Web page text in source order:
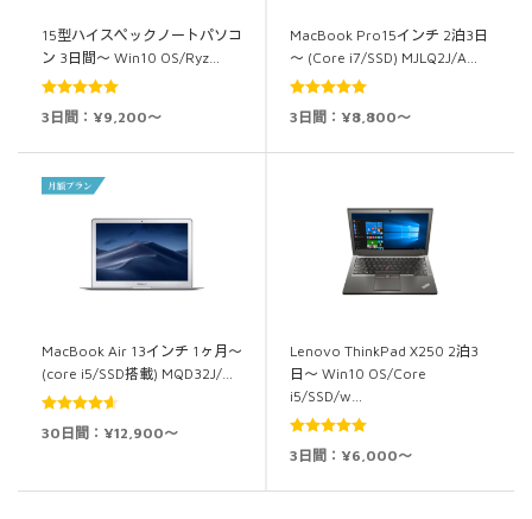
15型ハイスペックノートパソコ
ン 3日間～ Win10 OS/Ryz…
5段階中
3日間：¥9,200～
MacBook Pro15インチ 2泊3日
～ (Core i7/SSD) MJLQ2J/A…
5段階中
3日間：¥8,800～
MacBook Air 13インチ 1ヶ月～
(core i5/SSD搭載) MQD32J/…
5段階中
30日間：¥12,900～
Lenovo ThinkPad X250 2泊3
日～ Win10 OS/Core
i5/SSD/w…
5段階中
3日間：¥6,000～